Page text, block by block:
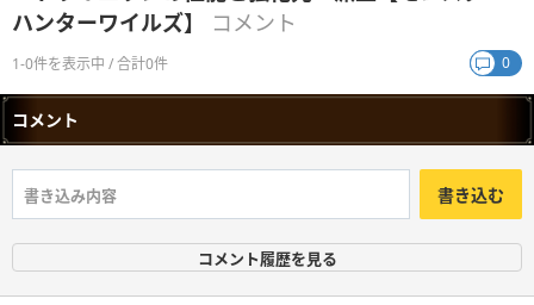
ハンターワイルズ】
コメント
1-0件を表示中 / 合計0件 0
コメント
書き込む
コメント履歴を見る